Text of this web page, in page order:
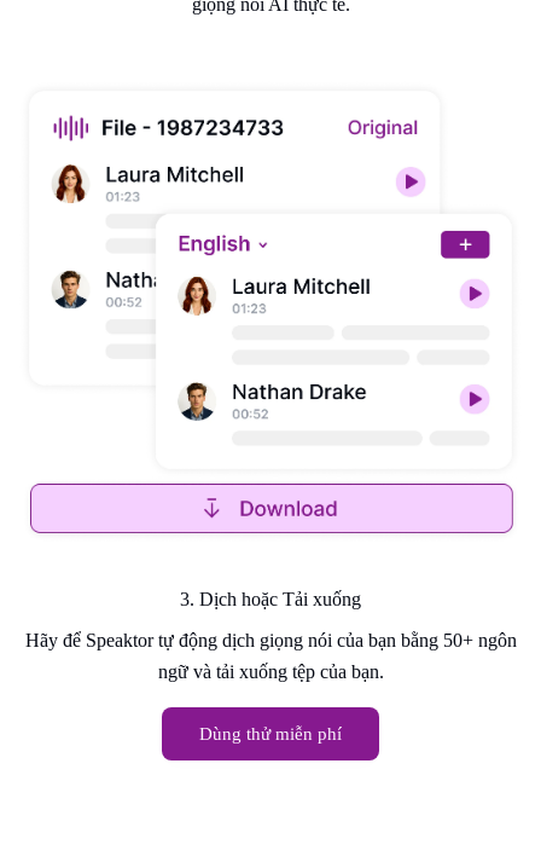
giọng nói AI thực tế.
3. Dịch hoặc Tải xuống
Hãy để Speaktor tự động dịch giọng nói của bạn bằng 50+ ngôn
ngữ và tải xuống tệp của bạn.
Dùng thử miễn phí